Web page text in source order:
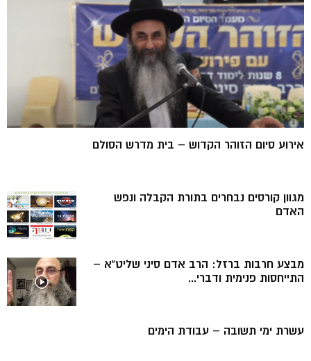
אירוע סיום הזוהר הקדוש – בית מדרש הסולם
מגוון קורסים נבחרים בתורת הקבלה ונפש
האדם
מבצע חרבות ברזל: הרב אדם סיני שליט”א –
התייחסות פנימית ודברי...
עשרת ימי תשובה – עבודת הימים